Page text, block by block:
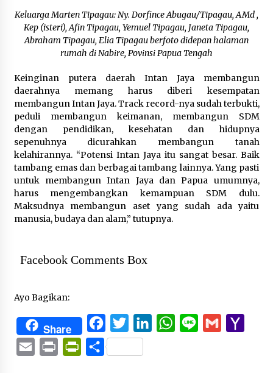
Keluarga Marten Tipagau: Ny. Dorfince Abugau/Tipagau, AMd ,
Kep (isteri), Afin Tipagau, Yemuel Tipagau, Janeta Tipagau,
Abraham Tipagau, Elia Tipagau berfoto didepan halaman
rumah di Nabire, Povinsi Papua Tengah
Keinginan putera daerah Intan Jaya membangun
daerahnya memang harus diberi kesempatan
membangun Intan Jaya. Track record-nya sudah terbukti,
peduli membangun keimanan, membangun SDM
dengan pendidikan, kesehatan dan hidupnya
sepenuhnya dicurahkan membangun tanah
kelahirannya. “Potensi Intan Jaya itu sangat besar. Baik
tambang emas dan berbagai tambang lainnya. Yang pasti
untuk membangun Intan Jaya dan Papua umumnya,
harus mengembangkan kemampuan SDM dulu.
Maksudnya membangun aset yang sudah ada yaitu
manusia, budaya dan alam,” tutupnya.
Facebook Comments Box
Ayo Bagikan:
Share FacebookTwitterLinkedInWhatsApp
Line Gmail
Email Print PrintFriendly
Share